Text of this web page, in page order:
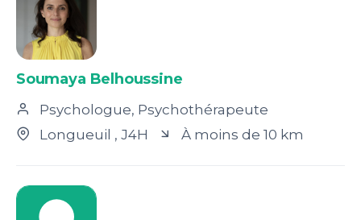
Soumaya Belhoussine
Psychologue, Psychothérapeute
Longueuil , J4H À moins de 10 km